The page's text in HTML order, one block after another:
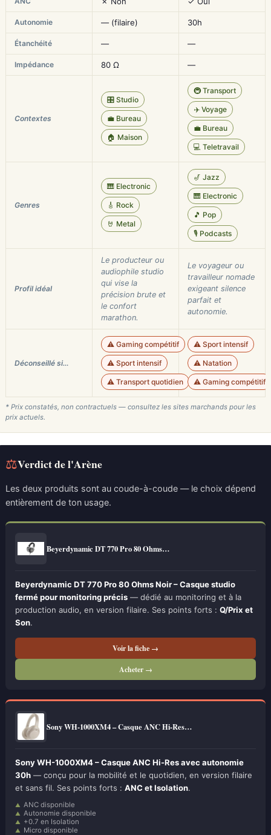
Autonomie — (filaire) 30h
Étanchéité — —
Impédance 80 Ω —
Contextes
🎛️ Studio
💼 Bureau
🏠 Maison
🚇 Transport
✈️ Voyage
💼 Bureau
💻 Teletravail
Genres
🎹 Electronic
🎸 Rock
🤘 Metal
🎷 Jazz
🎹 Electronic
🎵 Pop
🎙️ Podcasts
Profil idéal
Le producteur ou
audiophile studio
qui vise la
précision brute et
le confort
marathon.
Le voyageur ou
travailleur nomade
exigeant silence
parfait et
autonomie.
Déconseillé si…
⚠️ Gaming compétitif
⚠️ Sport intensif
⚠️ Transport quotidien
⚠️ Sport intensif
⚠️ Natation
⚠️ Gaming compétitif
* Prix constatés, non contractuels — consultez les sites marchands pour les
prix actuels.
⚖Verdict de l'Arène
Les deux produits sont au coude-à-coude — le choix dépend
entièrement de ton usage.
Beyerdynamic DT 770 Pro 80 Ohms…
Beyerdynamic DT 770 Pro 80 Ohms Noir – Casque studio
fermé pour monitoring précis — dédié au monitoring et à la
production audio, en version filaire. Ses points forts : Q/Prix et
Son.
Voir la fiche →
Acheter →
Sony WH-1000XM4 – Casque ANC Hi-Res…
Sony WH-1000XM4 – Casque ANC Hi-Res avec autonomie
30h — conçu pour la mobilité et le quotidien, en version filaire
et sans fil. Ses points forts : ANC et Isolation.
ANC disponible
Autonomie disponible
+0.7 en Isolation
Micro disponible